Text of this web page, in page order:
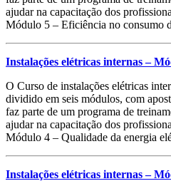
ajudar na capacitação dos
Módulo 5 – Eficiência no consumo
Instalações elétricas internas –
O Curso de instalações elétricas
dividido em seis módulos, com
faz parte de um programa de
ajudar na capacitação dos
Módulo 4 – Qualidade da energia
Instalações elétricas internas –